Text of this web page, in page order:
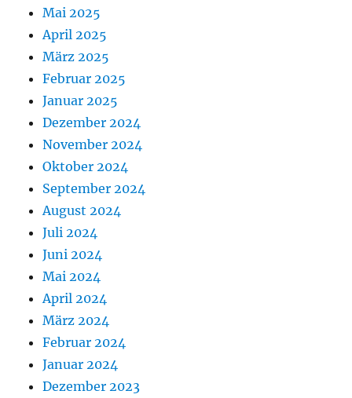
Mai 2025
April 2025
März 2025
Februar 2025
Januar 2025
Dezember 2024
November 2024
Oktober 2024
September 2024
August 2024
Juli 2024
Juni 2024
Mai 2024
April 2024
März 2024
Februar 2024
Januar 2024
Dezember 2023